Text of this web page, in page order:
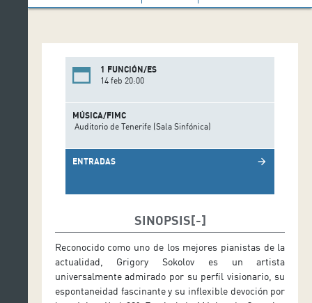
1 FUNCIÓN/ES
14 feb 20:00
MÚSICA/FIMC
Auditorio de Tenerife (Sala Sinfónica)
ENTRADAS arrow_forward
SINOPSIS
Reconocido como uno de los mejores pianistas de la
actualidad, Grigory Sokolov es un artista
universalmente admirado por su perfil visionario, su
espontaneidad fascinante y su inflexible devoción por